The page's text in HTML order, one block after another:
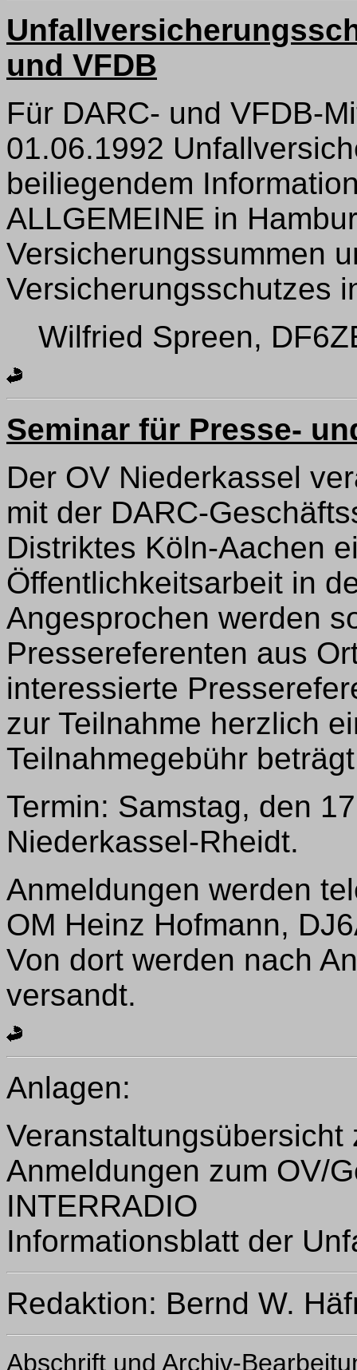
und VFDB
Für DARC- und VFDB-
01.06.1992
beiliegendem
ALLGEMEINE in
Versicherungssummen
Versicherungsschutzes
Wilfried Spreen,
Seminar für Presse-
Der OV Niederkassel
mit der DARC-
Distriktes Köln-Aachen
Öffentlichkeitsarbeit in
Angesprochen werden
Pressereferenten aus
interessierte
zur Teilnahme herzlich
Teilnahmegebühr
Termin: Samstag, den
Niederkassel-Rheidt.
Anmeldungen werden
OM Heinz Hofmann,
Von dort werden nach
versandt.
Anlagen:
Veranstaltungsübersicht
Anmeldungen zum OV/
INTERRADIO
Informationsblatt der
Redaktion: Bernd W.
Abschrift und Archiv-